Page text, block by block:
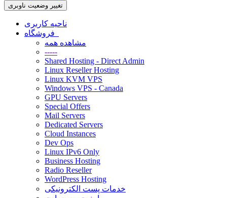
تغییر وضعیت ناوبری
ناحیه کاربری
مشاهده همه
-----
Shared Hosting - Direct Admin
Linux Reseller Hosting
Linux KVM VPS
Windows VPS - Canada
GPU Servers
Special Offers
Mail Servers
Dedicated Servers
Cloud Instances
Dev Ops
Linux IPv6 Only
Business Hosting
Radio Reseller
WordPress Hosting
خدمات پست الکترونیکی